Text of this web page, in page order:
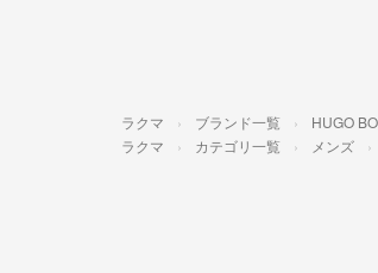
ラクマ ブランド一覧 HUGO
ラクマ カテゴリ一覧 メンズ